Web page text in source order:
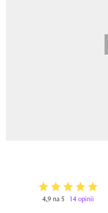
4,9 na 5 14 opinii